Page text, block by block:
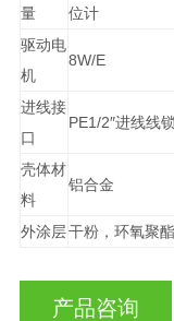
量
位计
驱动电
机
8W/E
进线接
口
PE1/2″进线线锁
壳体材
料
铝合金
外涂层干粉，环氧聚
产品咨询